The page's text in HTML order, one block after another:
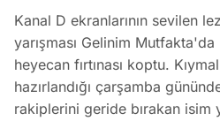
Kanal D ekranlarının sevilen
yarışması Gelinim Mutfakta'da
heyecan fırtınası koptu.
hazırlandığı çarşamba
rakiplerini geride bırakan isim